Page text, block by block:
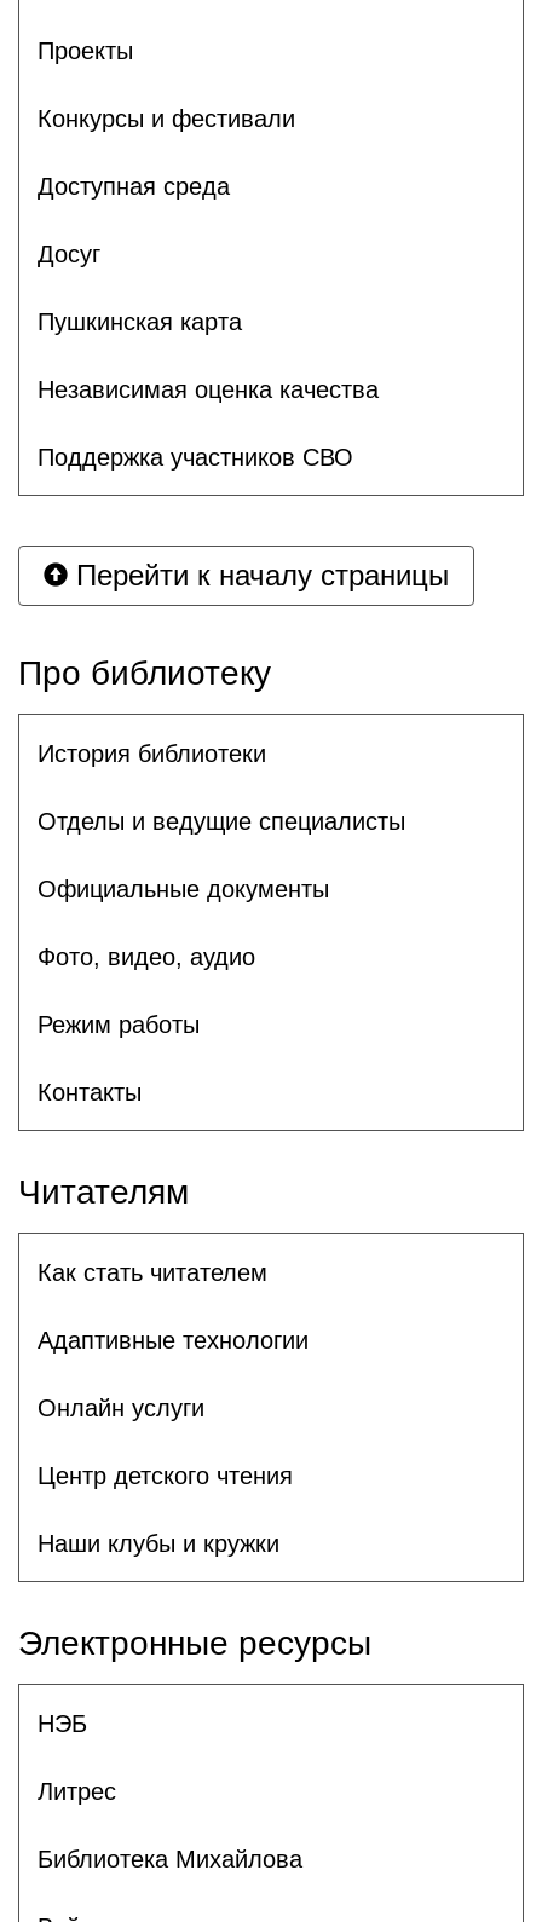
Проекты
Конкурсы и фестивали
Доступная среда
Досуг
Пушкинская карта
Независимая оценка качества
Поддержка участников СВО
Перейти к началу страницы
Про библиотеку
История библиотеки
Отделы и ведущие специалисты
Официальные документы
Фото, видео, аудио
Режим работы
Контакты
Читателям
Как стать читателем
Адаптивные технологии
Онлайн услуги
Центр детского чтения
Наши клубы и кружки
Электронные ресурсы
НЭБ
Литрес
Библиотека Михайлова